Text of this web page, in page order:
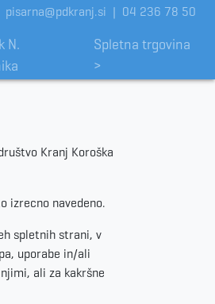
pisarna@pdkranj.si | 04 236 78 50
N.
Spletna trgovina
>
Kranj Koroška
izrecno navedeno.
spletnih strani, v
uporabe in/ali
ali za kakršne